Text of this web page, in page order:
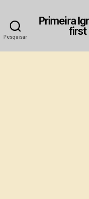
Pesquisar
Primeira
first